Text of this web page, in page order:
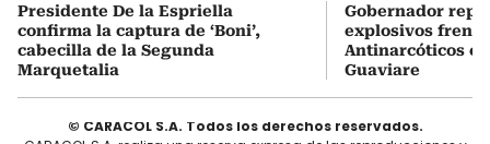
Presidente De la Espriella
confirma la captura de ‘Boni’,
cabecilla de la Segunda
Marquetalia
Gobernador
explosivos frente
Antinarcóticos
Guaviare
© CARACOL S.A. Todos los derechos reservados.